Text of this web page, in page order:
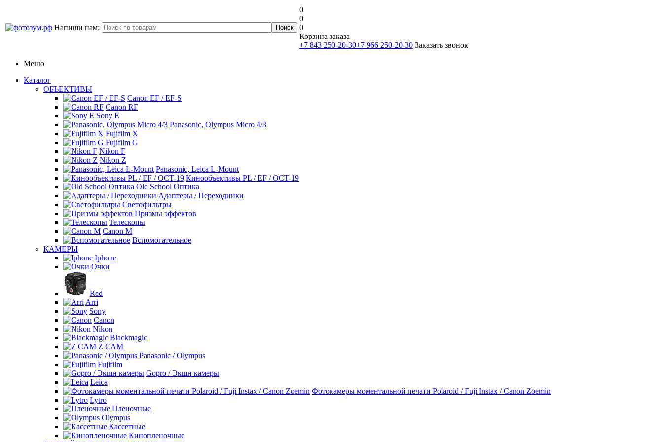
Напиши нам:
0
0
0
Корзина заказа
+7 843 250-20-30+7 966 250-20-30 Заказать звонок
Меню
Каталог
ОБЪЕКТИВЫ
Canon EF / EF-S
Canon RF
Sony E
Panasonic, Olympus Micro 4/3
Fujifilm X
Fujifilm G
Nikon F
Nikon Z
Panasonic, Leica L-Mount
Кинообъективы PL / EF / OCT-19
Old School Оптика
Адаптеры / Переходники
Светофильтры
Призмы эффектов
Телескопы
Canon M
Вспомогательное
КАМЕРЫ
Iphone
Очки
Red
Arri
Sony
Canon
Nikon
Blackmagic
Z CAM
Panasonic / Olympus
Fujifilm
Gopro / Экшн камеры
Leica
Фотокамеры моментальной печати Polaroid / Fuji Instax / Canon Zoemin
Lytro
Пленочные
Olympus
Кассетные
Кинопленочные